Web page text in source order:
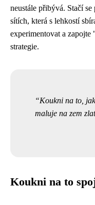
neustále přibývá. Stačí
sítích, která s lehkostí
experimentovat a
strategie.
Koukni na to,
maluje na zem
Koukni na to